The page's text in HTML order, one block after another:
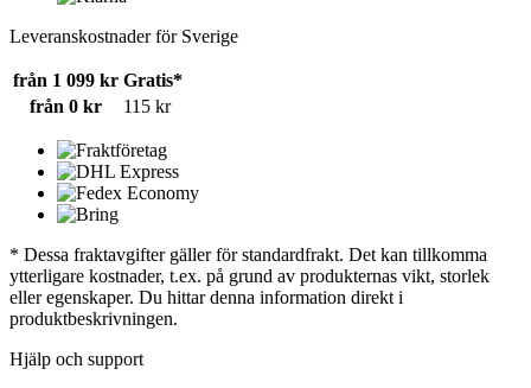
Leveranskostnader för Sverige
från 1 099 kr Gratis*
från 0 kr
115 kr
* Dessa fraktavgifter gäller för standardfrakt. Det kan tillkomma
ytterligare kostnader, t.ex. på grund av produkternas vikt, storlek
eller egenskaper. Du hittar denna information direkt i
produktbeskrivningen.
Hjälp och support